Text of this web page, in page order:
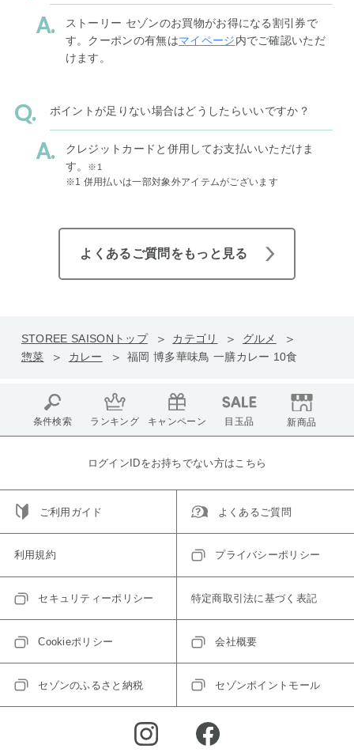
ストーリー セゾンのお買物がお得になる割引券で
す。クーポンの有無はマイページ内でご確認いただ
けます。
ポイントが足りない場合はどうしたらいいですか？
クレジットカードと併用してお支払いいただけま
す。
※1
※1 併用払いは一部対象外アイテムがございます
よくあるご質問をもっと見る
STOREE SAISONトップ カテゴリ
グルメ
惣菜
カレー 福岡 博多華味鳥 一膳カレー 10食
条件検索 ランキング キャンペーン 目玉品 新商品
ログインIDをお持ちでない方はこちら
ご利用ガイド よくあるご質問
利用規約 プライバシーポリシー
セキュリティーポリシー 特定商取引法に基づく表記
Cookieポリシー 会社概要
セゾンのふるさと納税 セゾンポイントモール